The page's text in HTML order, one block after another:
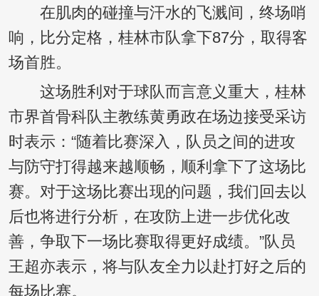
在肌肉的碰撞与汗水的飞溅间，终场哨
响，比分定格，桂林市队拿下87分，取得客
场首胜。
这场胜利对于球队而言意义重大，桂林
市界首骨科队主教练黄勇政在场边接受采访
时表示：“随着比赛深入，队员之间的进攻
与防守打得越来越顺畅，顺利拿下了这场比
赛。对于这场比赛出现的问题，我们回去以
后也将进行分析，在攻防上进一步优化改
善，争取下一场比赛取得更好成绩。”队员
王超亦表示，将与队友全力以赴打好之后的
每场比赛。